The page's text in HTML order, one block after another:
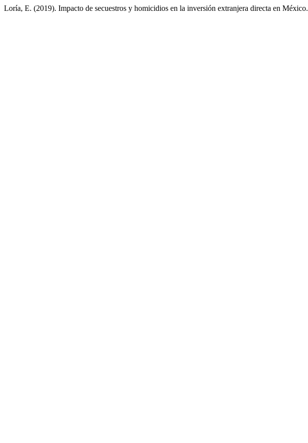
Loría, E. (2019). Impacto de secuestros y homicidios en la inversión extranjera directa en México.